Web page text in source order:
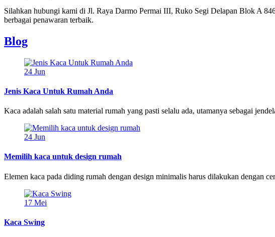
Silahkan hubungi kami di Jl. Raya Darmo Permai III, Ruko Segi Delapan Blok A
berbagai penawaran terbaik.
Blog
24 Jun
Jenis Kaca Untuk Rumah Anda
Kaca adalah salah satu material rumah yang pasti selalu ada, utamanya sebagai
24 Jun
Memilih kaca untuk design rumah
Elemen kaca pada diding rumah dengan design minimalis harus dilakukan dengan
17 Mei
Kaca Swing